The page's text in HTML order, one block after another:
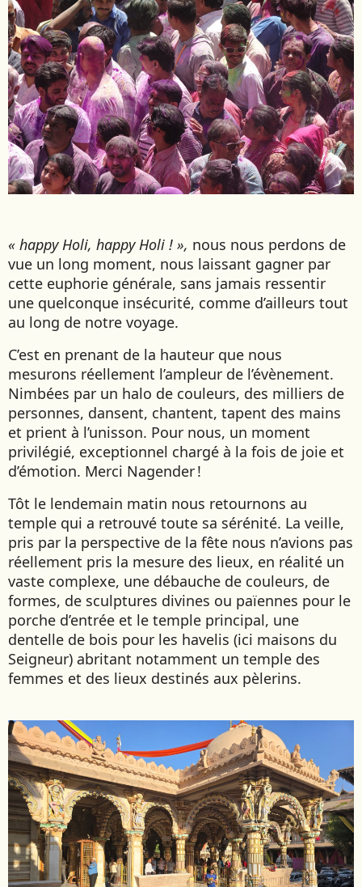
« happy Holi, happy Holi ! », nous nous perdons de
vue un long moment, nous laissant gagner par
cette euphorie générale, sans jamais ressentir
une quelconque insécurité, comme d’ailleurs tout
au long de notre voyage.
C’est en prenant de la hauteur que nous
mesurons réellement l’ampleur de l’évènement.
Nimbées par un halo de couleurs, des milliers de
personnes, dansent, chantent, tapent des mains
et prient à l’unisson. Pour nous, un moment
privilégié, exceptionnel chargé à la fois de joie et
d’émotion. Merci Nagender !
Tôt le lendemain matin nous retournons au
temple qui a retrouvé toute sa sérénité. La veille,
pris par la perspective de la fête nous n’avions pas
réellement pris la mesure des lieux, en réalité un
vaste complexe, une débauche de couleurs, de
formes, de sculptures divines ou païennes pour le
porche d’entrée et le temple principal, une
dentelle de bois pour les havelis (ici maisons du
Seigneur) abritant notamment un temple des
femmes et des lieux destinés aux pèlerins.